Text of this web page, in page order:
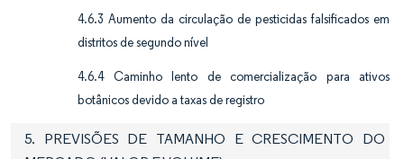
4.6.3 Aumento da circulação de pesticidas falsificados em
distritos de segundo nível
4.6.4 Caminho lento de comercialização para ativos
botânicos devido a taxas de registro
5. PREVISÕES DE TAMANHO E CRESCIMENTO DO